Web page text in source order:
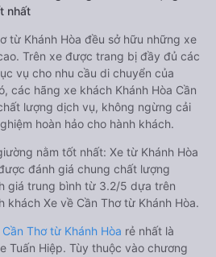
nhất
từ Khánh Hòa đều sở hữu những xe
Trên xe được trang bị đầy đủ các
vụ cho nhu cầu di chuyển của
các hãng xe khách Khánh Hòa Cần
lượng dịch vụ, không ngừng cải
hoàn hảo cho hành khách.
nằm tốt nhất: Xe từ Khánh Hòa
đánh giá chung chất lượng
giá trung bình từ 3.2/5 dựa trên
khách Xe về Cần Thơ từ Khánh Hòa.
Thơ từ Khánh Hòa rẻ nhất là
Tuấn Hiệp. Tùy thuộc vào chương